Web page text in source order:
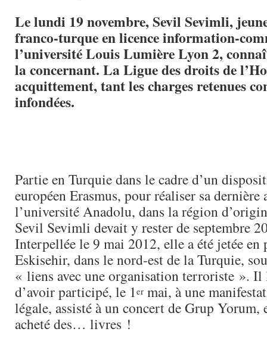
Le lundi 19 novembre, Sevil Sevimli,
franco-turque en licence information-
l’université Louis Lumière Lyon 2,
la concernant. La Ligue des droits de
acquittement, tant les charges retenues
infondées.
Partie en Turquie dans le cadre d’un
européen Erasmus, pour réaliser sa dernière
l’université Anadolu, dans la région
Sevil Sevimli devait y rester de septembre
Interpellée le 9 mai 2012, elle a été jetée en
Eskisehir, dans le nord-est de la Turquie,
« liens avec une organisation terroriste ». Il
d’avoir participé, le 1er mai, à une
légale, assisté à un concert de Grup Yorum,
acheté des… livres !